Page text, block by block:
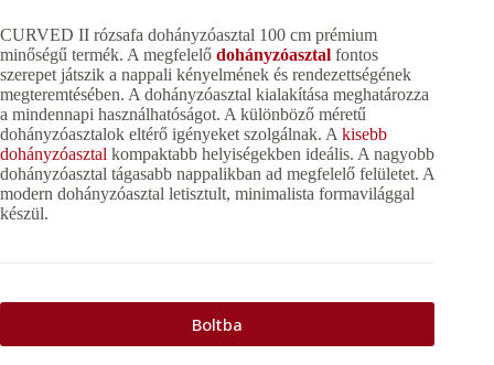
CURVED II rózsafa dohányzóasztal 100 cm prémium
minőségű termék. A megfelelő dohányzóasztal fontos
szerepet játszik a nappali kényelmének és rendezettségének
megteremtésében. A dohányzóasztal kialakítása meghatározza
a mindennapi használhatóságot. A különböző méretű
dohányzóasztalok eltérő igényeket szolgálnak. A kisebb
dohányzóasztal kompaktabb helyiségekben ideális. A nagyobb
dohányzóasztal tágasabb nappalikban ad megfelelő felületet. A
modern dohányzóasztal letisztult, minimalista formavilággal
készül.
Boltba